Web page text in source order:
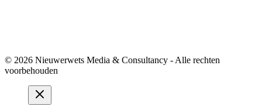
© 2026 Nieuwerwets Media & Consultancy - Alle rechten
voorbehouden